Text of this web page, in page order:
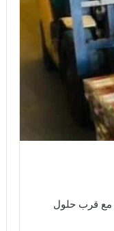
مع قرب حلول